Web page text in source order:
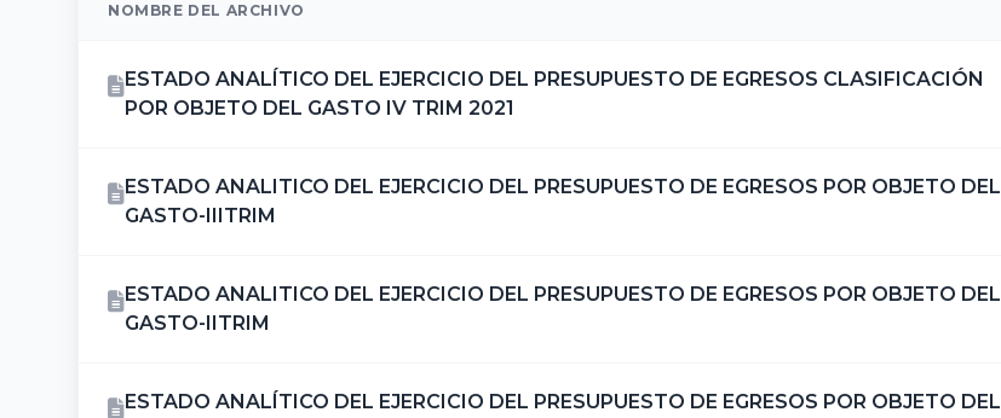
NOMBRE DEL ARCHIVO
ESTADO ANALÍTICO DEL EJERCICIO DEL PRESUPUESTO DE EGRESOS CLASIFICACIÓN
POR OBJETO DEL GASTO IV TRIM 2021
ESTADO ANALITICO DEL EJERCICIO DEL PRESUPUESTO DE EGRESOS POR OBJETO DEL
GASTO-IIITRIM
ESTADO ANALITICO DEL EJERCICIO DEL PRESUPUESTO DE EGRESOS POR OBJETO DEL
GASTO-IITRIM
ESTADO ANALÍTICO DEL EJERCICIO DEL PRESUPUESTO DE EGRESOS POR OBJETO DEL